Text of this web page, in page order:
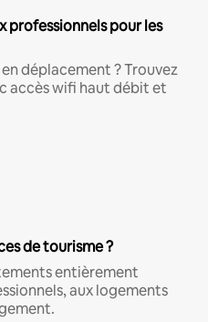
professionnels pour les
déplacement ? Trouvez
accès wifi haut débit et
de tourisme ?
entièrement
aux logements